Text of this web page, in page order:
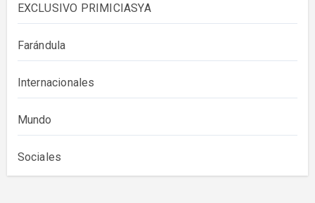
EXCLUSIVO PRIMICIASYA
Farándula
Internacionales
Mundo
Sociales